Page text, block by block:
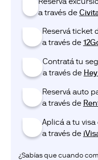
a través de ‎‎‎
Reservá ticket
a través de ‎‎‎
Contratá tu
a través de ‎‎‎
Reservá auto
a través de ‎‎‎
Aplicá a tu
a través de ‎‎‎
¿Sabías que cuando